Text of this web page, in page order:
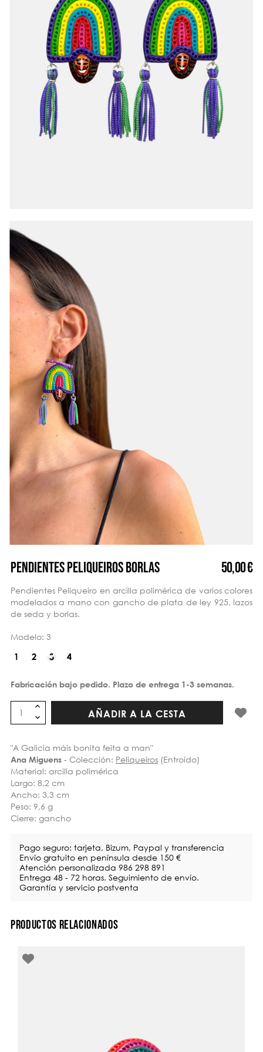
PENDIENTES PELIQUEIROS BORLAS 50,00 €
Pendientes Peliqueiro en arcilla polimérica de varios colores
modelados a mano con gancho de plata de ley 925, lazos
de seda y borlas.
Modelo: 3
Fabricación bajo pedido. Plazo de entrega 1-3 semanas.
AÑADIR A LA CESTA
"A Galicia máis bonita feita a man"
Ana Miguens - Colección: Peliqueiros (Entroido)
Material: arcilla polimérica
Largo: 8,2 cm
Ancho: 3,3 cm
Peso: 9,6 g
Cierre: gancho
Pago seguro: tarjeta, Bizum, Paypal y transferencia
Envío gratuito en península desde 150 €
Atención personalizada 986 298 891
Entrega 48 - 72 horas. Seguimiento de envío.
Garantía y servicio postventa
PRODUCTOS RELACIONADOS